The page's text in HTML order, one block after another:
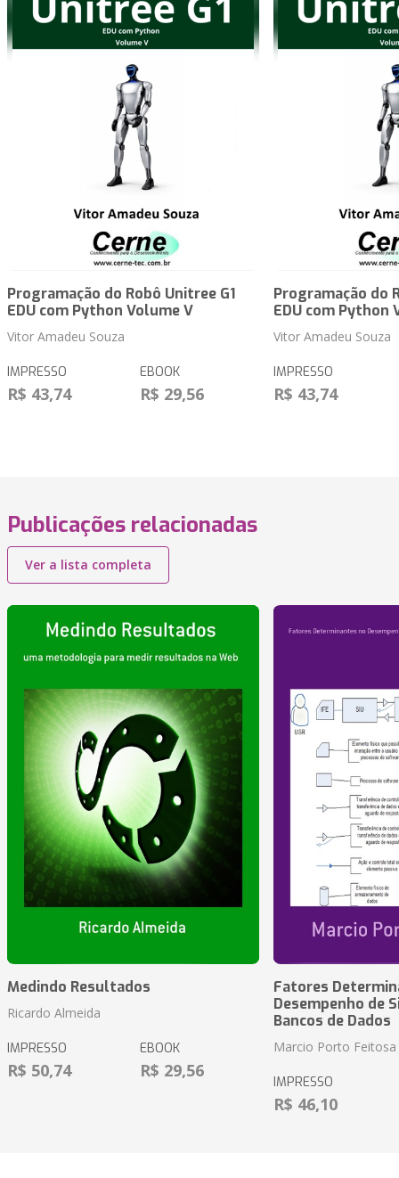
Programação do Robô Unitree G1
EDU com Python Volume V
Vitor Amadeu Souza
IMPRESSO
R$ 43,74
EBOOK
R$ 29,56
Programação do
EDU com Python
Vitor Amadeu Souza
IMPRESSO
R$ 43,74
Publicações relacionadas
Ver a lista completa
Medindo Resultados
Ricardo Almeida
IMPRESSO
R$ 50,74
EBOOK
R$ 29,56
Fatores
Desempenho de
Bancos de Dados
Marcio Porto Feitosa
IMPRESSO
R$ 46,10